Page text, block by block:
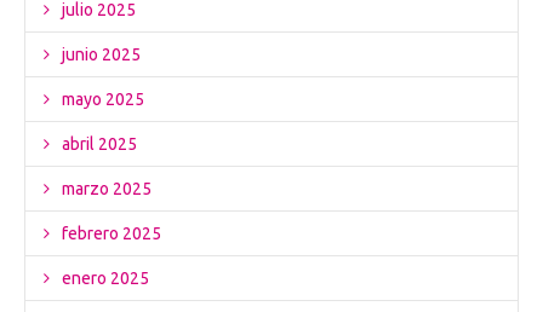
julio 2025
junio 2025
mayo 2025
abril 2025
marzo 2025
febrero 2025
enero 2025